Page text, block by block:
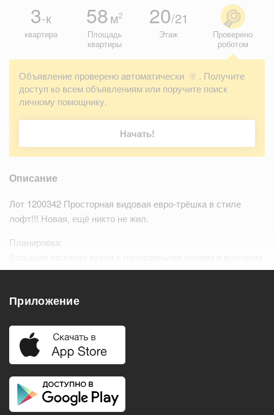
3-к
квартира
58м2
Площадь
квартиры
20/21
Этаж
Проверено
роботом
Объявление проверено автоматически ?
. Получите
доступ ко всем объявлениям или поручите поиск
личному помощнику.
Начать!
Описание
Лот 1200342 Просторная видовая евро-трёшка в стиле
лофт!!! Новая, ещё никто не жил.
Планировка:
на балкон
Балкон
Холодильник
Телевизор
Кондиционер
Приложение